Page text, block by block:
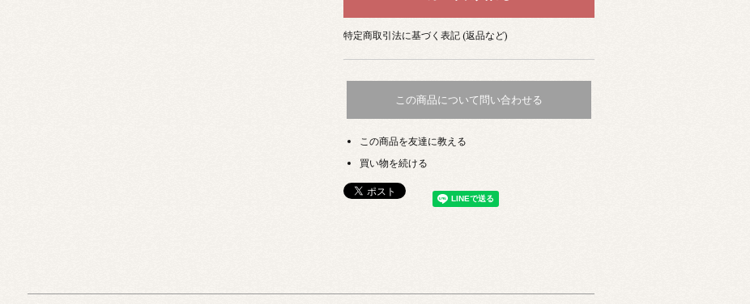
特定商取引法に基づく表記 (返品など)
この商品について問い合わせる
この商品を友達に教える
買い物を続ける